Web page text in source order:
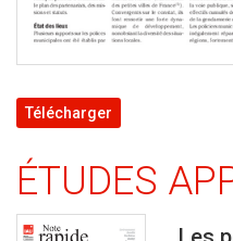
Télécharger
ÉTUDES